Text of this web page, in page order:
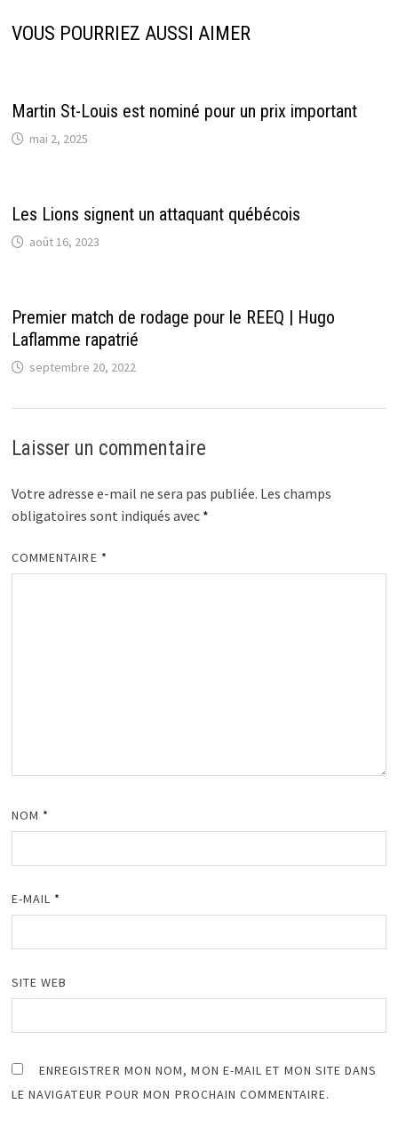
VOUS POURRIEZ AUSSI AIMER
Martin St-Louis est nominé pour un prix important
mai 2, 2025
Les Lions signent un attaquant québécois
août 16, 2023
Premier match de rodage pour le REEQ | Hugo
Laflamme rapatrié
septembre 20, 2022
Laisser un commentaire
Votre adresse e-mail ne sera pas publiée. Les champs
obligatoires sont indiqués avec *
COMMENTAIRE *
NOM *
E-MAIL *
SITE WEB
ENREGISTRER MON NOM, MON E-MAIL ET MON SITE DANS
LE NAVIGATEUR POUR MON PROCHAIN COMMENTAIRE.